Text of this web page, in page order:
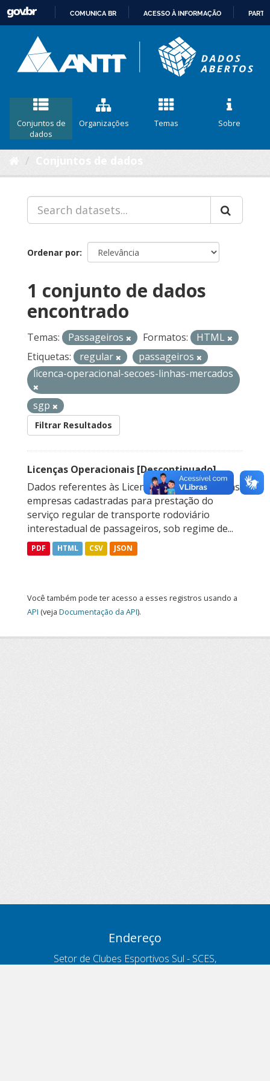
CONTEÚDO
COMUNICA BR ACESSO À INFORMAÇÃO
Conjuntos de
dados
Organizações Temas Sobre
Ordenar por
1 conjunto de dados
encontrado
Temas: Passageiros Formatos:
HTML
Etiquetas:
regular
passageiros
licenca-operacional-secoes-linhas-mercados
sgp
Filtrar Resultados
Licenças Operacionais [Descontinuado]
Dados referentes às Licenças Operacionais das
empresas cadastradas para prestação do
serviço regular de transporte rodoviário
interestadual de passageiros, sob regime de...
PDF HTML CSV JSON
Você também pode ter acesso a esses registros usando a
API (veja Documentação da API).
Endereço
Setor de Clubes Esportivos Sul - SCES,